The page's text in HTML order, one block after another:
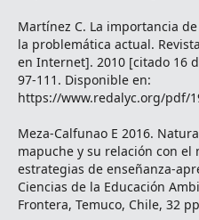
Martínez C. La importancia
la problemática actual.
en Internet]. 2010 [citado 16
97-111. Disponible en:
https://www.redalyc.org/pdf/
Meza-Calfunao E 2016.
mapuche y su relación con
estrategias de enseñanza-
Ciencias de la Educación
Frontera, Temuco, Chile, 32